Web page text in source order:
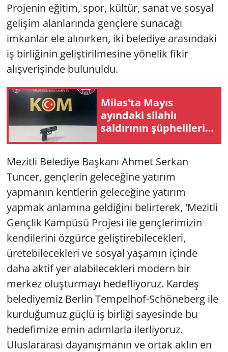
Projenin eğitim, spor, kültür, sanat ve sosyal
gelişim alanlarında gençlere sunacağı
imkanlar ele alınırken, iki belediye arasındaki
iş birliğinin geliştirilmesine yönelik fikir
alışverişinde bulunuldu.
Milas'ta Mayıs
ayındaki silahlı
saldırının şüphelileri
yakalandı: 3
Mezitli Belediye Başkanı Ahmet Serkan
Tuncer, gençlerin geleceğine yatırım
yapmanın kentlerin geleceğine yatırım
yapmak anlamına geldiğini belirterek, 'Mezitli
Gençlik Kampüsü Projesi ile gençlerimizin
kendilerini özgürce geliştirebilecekleri,
üretebilecekleri ve sosyal yaşamın içinde
daha aktif yer alabilecekleri modern bir
merkez oluşturmayı hedefliyoruz. Kardeş
belediyemiz Berlin Tempelhof-Schöneberg ile
kurduğumuz güçlü iş birliği sayesinde bu
hedefimize emin adımlarla ilerliyoruz.
Uluslararası dayanışmanın ve ortak aklın en